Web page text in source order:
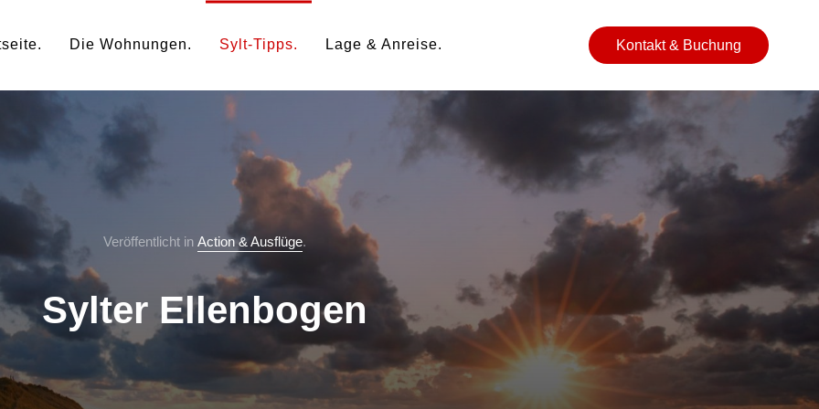
Die Wohnungen Sylt-Tipps Lage & Anreise Kontakt & Buchung
Veröffentlicht in Action & Ausflüge.
Sylter Ellenbogen